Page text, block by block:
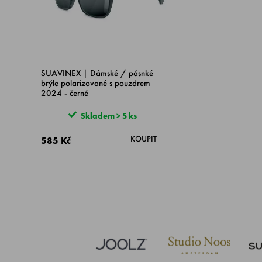
SUAVINEX | Dámské / pásnké
brýle polarizované s pouzdrem
2024 - černé
Skladem > 5 ks
585 Kč KOUPIT